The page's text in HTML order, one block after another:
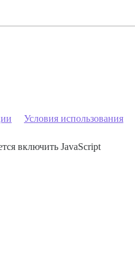
Условия использования
включить JavaScript